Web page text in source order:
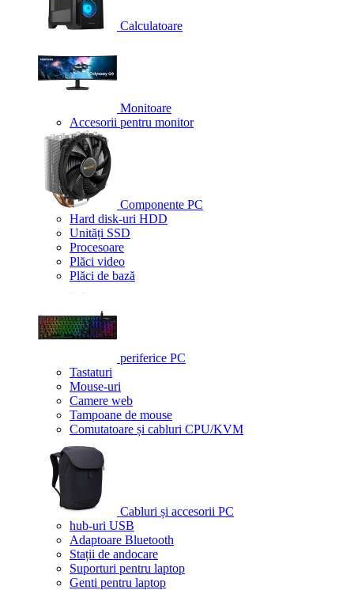
Calculatoare
Monitoare
Accesorii pentru monitor
Componente PC
Hard disk-uri HDD
Unități SSD
Procesoare
Plăci video
Plăci de bază
periferice PC
Tastaturi
Mouse-uri
Camere web
Tampoane de mouse
Comutatoare și cabluri CPU/KVM
Cabluri și accesorii PC
hub-uri USB
Adaptoare Bluetooth
Stații de andocare
Suporturi pentru laptop
Genti pentru laptop